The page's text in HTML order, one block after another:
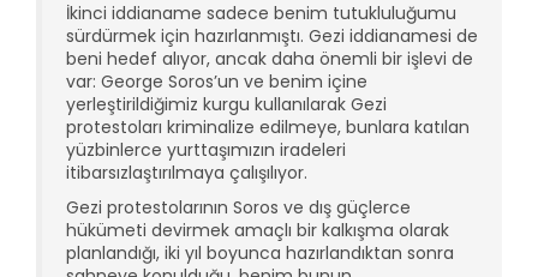
İkinci iddianame sadece benim tutukluluğumu
sürdürmek için hazırlanmıştı. Gezi iddianamesi de
beni hedef alıyor, ancak daha önemli bir işlevi de
var: George Soros’un ve benim içine
yerleştirildiğimiz kurgu kullanılarak Gezi
protestoları kriminalize edilmeye, bunlara katılan
yüzbinlerce yurttaşımızın iradeleri
itibarsızlaştırılmaya çalışılıyor.
Gezi protestolarının Soros ve dış güçlerce
hükümeti devirmek amaçlı bir kalkışma olarak
planlandığı, iki yıl boyunca hazırlandıktan sonra